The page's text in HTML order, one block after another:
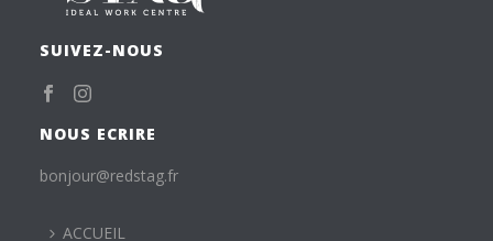
SUIVEZ-NOUS
NOUS ECRIRE
bonjour@redstag.fr
ACCUEIL